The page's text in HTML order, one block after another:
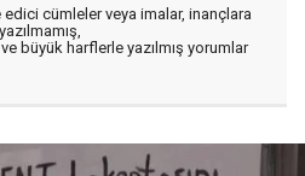
cümleler veya imalar, inançlara
büyük harflerle yazılmış yorumlar